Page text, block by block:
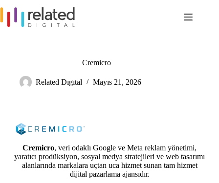
content
Cremicro
Related Dıgıtal Mayıs 21, 2026
Cremicro, veri odaklı Google ve Meta reklam yönetimi,
yaratıcı prodüksiyon, sosyal medya stratejileri ve web tasarımı
alanlarında markalara uçtan uca hizmet sunan tam hizmet
dijital pazarlama ajansıdır.